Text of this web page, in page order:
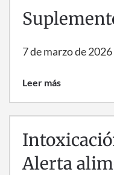
7 de marzo de 2026
Leer más
Alerta